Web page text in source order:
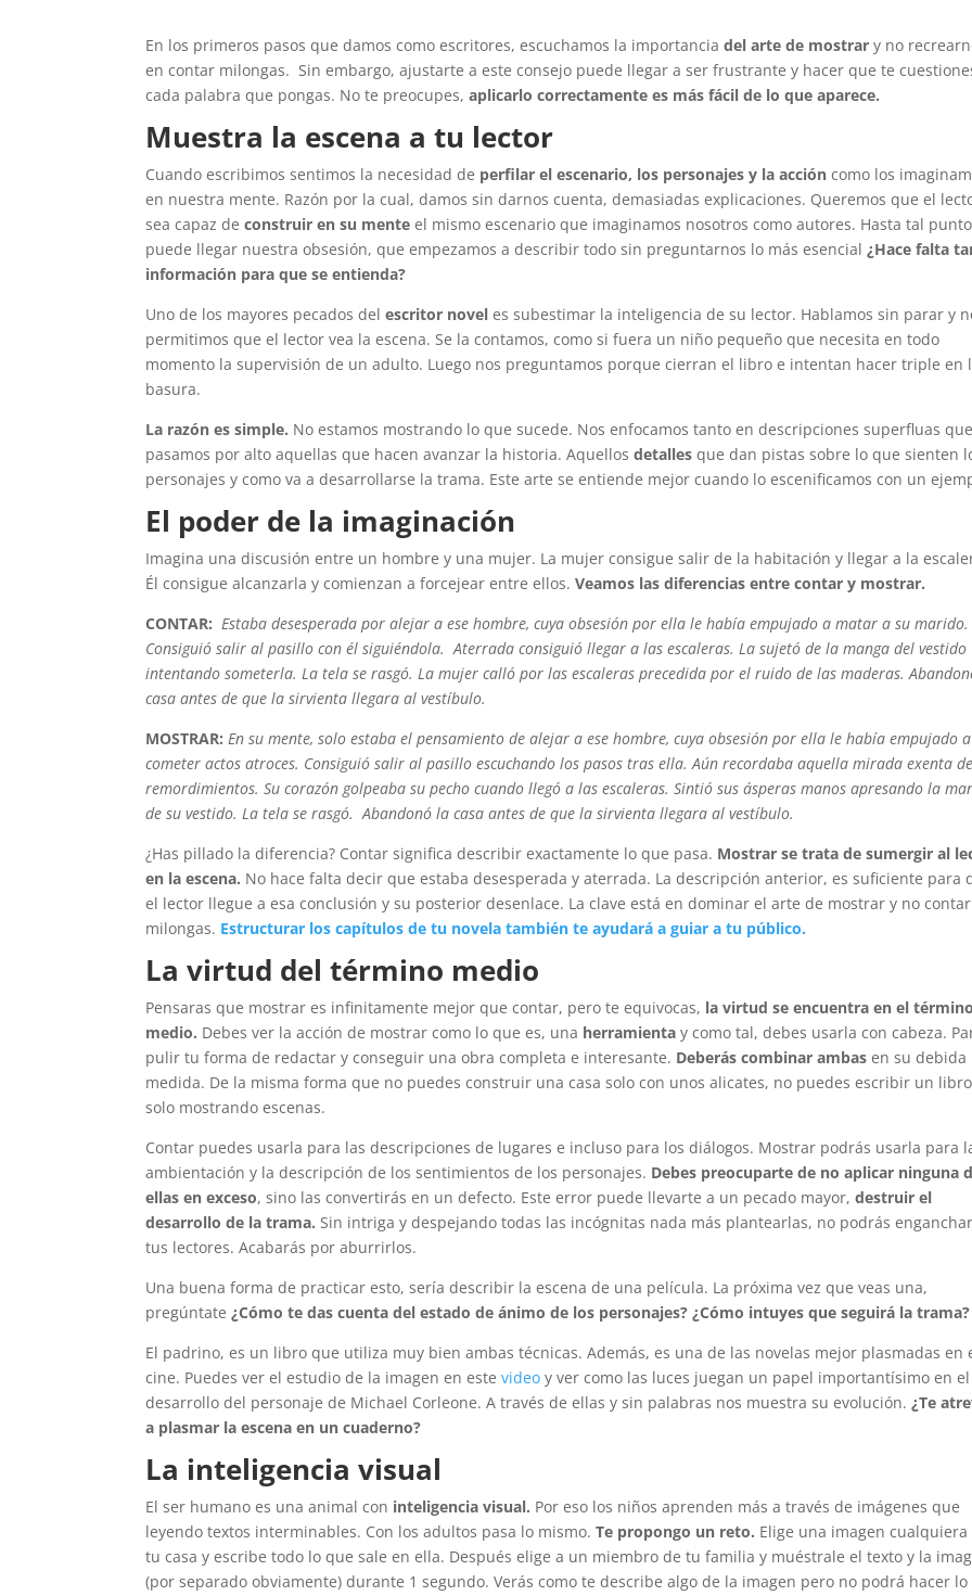
En los primeros pasos que damos como escritores, escuchamos la importanciadel arte de mostrar y no
en contar milongas. Sin embargo, ajustarte a este consejo puede llegar a ser frustrante y hacer que te
cada palabra que pongas. No te preocupes,aplicarlo correctamente es más fácil de lo que aparece.
Muestra la escena a tu lector
Cuando escribimos sentimos la necesidad de perfilar el escenario, los personajes y la acción como los
en nuestra mente. Razón por la cual, damos sin darnos cuenta, demasiadas explicaciones. Queremos que el
sea capaz deconstruir en su mente el mismo escenario que imaginamos nosotros como autores. Hasta tal punto
puede llegar nuestra obsesión, que empezamos a describir todo sin preguntarnos lo más esencial ¿Hace falta
información para que se entienda?
Uno de los mayores pecados delescritor novel es subestimar la inteligencia de su lector. Hablamos sin parar y
permitimos que el lector vea la escena. Se la contamos, como si fuera un niño pequeño que necesita en todo
momento la supervisión de un adulto. Luego nos preguntamos porque cierran el libro e intentan hacer triple en
basura.
La razón es simple. No estamos mostrando lo que sucede. Nos enfocamos tanto en descripciones superfluas que
pasamos por alto aquellas que hacen avanzar la historia. Aquellosdetalles que dan pistas sobre lo que sienten
personajes y como va a desarrollarse la trama. Este arte se entiende mejor cuando lo escenificamos con un
El poder de la imaginación
Imagina una discusión entre un hombre y una mujer. La mujer consigue salir de la habitación y llegar a la
Él consigue alcanzarla y comienzan a forcejear entre ellos.Veamos las diferencias entre contar y mostrar.
CONTAR: Estaba desesperada por alejar a ese hombre, cuya obsesión por ella le había empujado a matar a su marido.
Consiguió salir al pasillo con él siguiéndola. Aterrada consiguió llegar a las escaleras. La sujetó de la manga del vestido
intentando someterla. La tela se rasgó. La mujer calló por las escaleras precedida por el ruido de las maderas.
casa antes de que la sirvienta llegara al vestíbulo.
MOSTRAR: En su mente, solo estaba el pensamiento de alejar a ese hombre, cuya obsesión por ella le había empujado a
cometer actos atroces. Consiguió salir al pasillo escuchando los pasos tras ella. Aún recordaba aquella mirada exenta de
remordimientos. Su corazón golpeaba su pecho cuando llegó a las escaleras. Sintió sus ásperas manos apresando la
de su vestido. La tela se rasgó. Abandonó la casa antes de que la sirvienta llegara al vestíbulo.
¿Has pillado la diferencia? Contar significa describir exactamente lo que pasa. Mostrar se trata de sumergir al
en la escena. No hace falta decir que estaba desesperada y aterrada. La descripción anterior, es suficiente para
el lector llegue a esa conclusión y su posterior desenlace. La clave está en dominar el arte de mostrar y no contar
milongas. Estructurar los capítulos de tu novela también te ayudará a guiar a tu público.
La virtud del término medio
Pensaras que mostrar es infinitamente mejor que contar, pero te equivocas, la virtud se encuentra en el término
medio. Debes ver la acción de mostrar como lo que es, una herramienta y como tal, debes usarla con cabeza.
pulir tu forma de redactar y conseguir una obra completa e interesante. Deberás combinar ambas en su debida
medida. De la misma forma que no puedes construir una casa solo con unos alicates, no puedes escribir un libro
solo mostrando escenas.
Contar puedes usarla para las descripciones de lugares e incluso para los diálogos. Mostrar podrás usarla para
ambientación y la descripción de los sentimientos de los personajes. Debes preocuparte de no aplicar ninguna
ellas en exceso, sino las convertirás en un defecto. Este error puede llevarte a un pecado mayor,destruir el
desarrollo de la trama. Sin intriga y despejando todas las incógnitas nada más plantearlas, no podrás
tus lectores. Acabarás por aburrirlos.
Una buena forma de practicar esto, sería describir la escena de una película. La próxima vez que veas una,
pregúntate ¿Cómo te das cuenta del estado de ánimo de los personajes? ¿Cómo intuyes que seguirá la trama?
El padrino, es un libro que utiliza muy bien ambas técnicas. Además, es una de las novelas mejor plasmadas en
cine. Puedes ver el estudio de la imagen en estevideo y ver como las luces juegan un papel importantísimo en el
desarrollo del personaje de Michael Corleone. A través de ellas y sin palabras nos muestra su evolución. ¿Te
a plasmar la escena en un cuaderno?
La inteligencia visual
El ser humano es una animal con inteligencia visual. Por eso los niños aprenden más a través de imágenes que
leyendo textos interminables. Con los adultos pasa lo mismo.Te propongo un reto. Elige una imagen cualquiera
tu casa y escribe todo lo que sale en ella. Después elige a un miembro de tu familia y muéstrale el texto y la
(por separado obviamente) durante 1 segundo. Verás como te describe algo de la imagen pero no podrá hacer lo